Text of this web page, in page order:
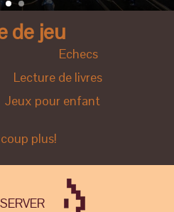
de jeu
Echecs
de livres
pour enfant
plus!